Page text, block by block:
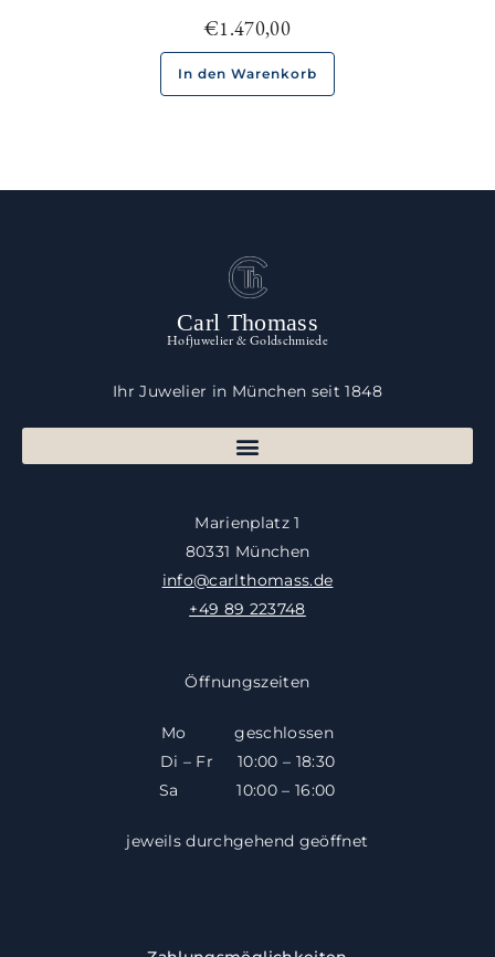
€1.470,00
In den Warenkorb
Carl Thomass
Hofjuwelier & Goldschmiede
Ihr Juwelier in München seit 1848
Marienplatz 1
80331 München
info@carlthomass.de
+49 89 223748
Öffnungszeiten
Mo geschlossen
Di – Fr 10:00 – 18:30
​​Sa 10:00 – 16:00
jeweils durchgehend geöffnet